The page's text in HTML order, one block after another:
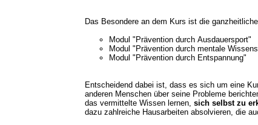
Das Besondere an dem Kurs ist die
Modul "Prävention durch Ausdauersport"
Modul "Prävention durch mentale
Modul "Prävention durch Entspannung"
Entscheidend dabei ist, dass es sich um eine
anderen Menschen über seine Probleme berichten oder diese vorstellen (er bleibt
das vermittelte Wissen lernen, sich selbst zu
dazu zahlreiche Hausarbeiten absolvieren, die